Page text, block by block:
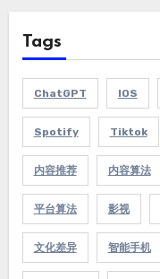
Tags
ChatGPT IOS
Spotify Tiktok
内容推荐 内容算法
平台算法 影视
文化差异 智能手机